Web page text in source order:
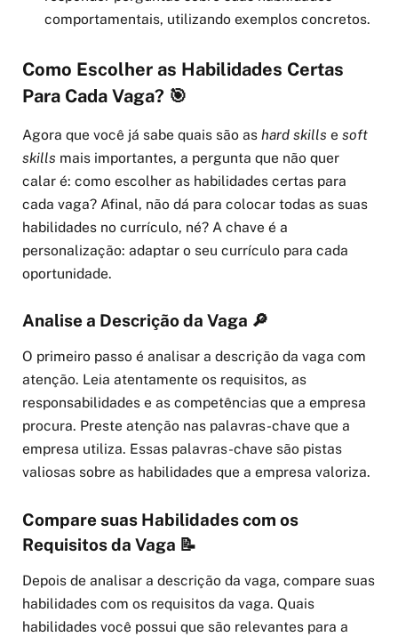
comportamentais, utilizando exemplos concretos.
Como Escolher as Habilidades Certas
Para Cada Vaga? 🎯
Agora que você já sabe quais são as hard skills e soft
skills mais importantes, a pergunta que não quer
calar é: como escolher as habilidades certas para
cada vaga? Afinal, não dá para colocar todas as suas
habilidades no currículo, né? A chave é a
personalização: adaptar o seu currículo para cada
oportunidade.
Analise a Descrição da Vaga 🔎
O primeiro passo é analisar a descrição da vaga com
atenção. Leia atentamente os requisitos, as
responsabilidades e as competências que a empresa
procura. Preste atenção nas palavras-chave que a
empresa utiliza. Essas palavras-chave são pistas
valiosas sobre as habilidades que a empresa valoriza.
Compare suas Habilidades com os
Requisitos da Vaga 📝
Depois de analisar a descrição da vaga, compare suas
habilidades com os requisitos da vaga. Quais
habilidades você possui que são relevantes para a